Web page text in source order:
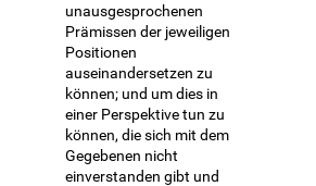
unausgesprochenen
Prämissen der jeweiligen
Positionen
auseinandersetzen zu
können; und um dies in
einer Perspektive tun zu
können, die sich mit dem
Gegebenen nicht
einverstanden gibt und